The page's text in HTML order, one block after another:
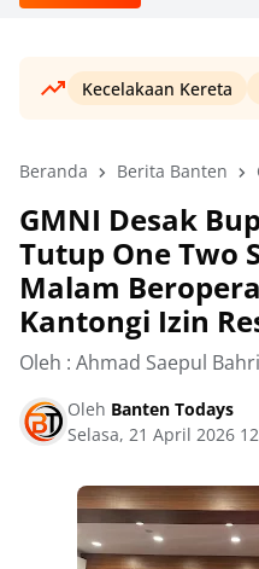
Kecelakaan Kereta
Beranda Berita Banten
GMNI Desak
Tutup One Two
Malam
Kantongi Izin
Oleh : Ahmad Saepul
Oleh Banten Todays
Selasa, 21 April 2026